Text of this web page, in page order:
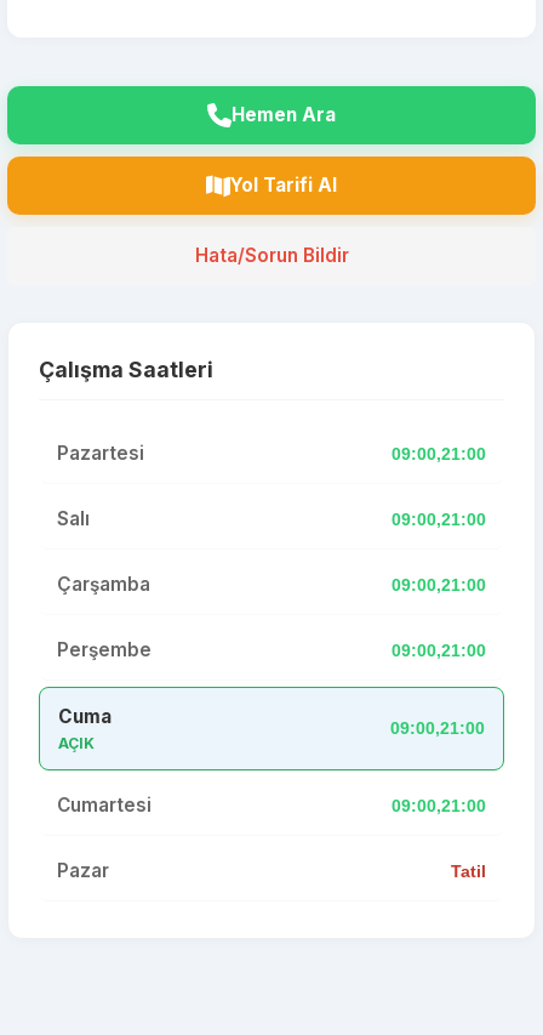
Hemen Ara
Yol Tarifi Al
Hata/Sorun Bildir
Çalışma Saatleri
Pazartesi 09:00,21:00
Salı 09:00,21:00
Çarşamba 09:00,21:00
Perşembe 09:00,21:00
Cuma
AÇIK
09:00,21:00
Cumartesi 09:00,21:00
Pazar Tatil